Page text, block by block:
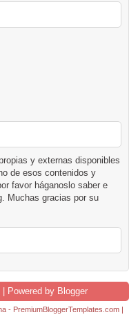
y externas disponibles
de esos contenidos y
favor háganoslo saber e
Muchas gracias por su
| Powered by Blogger
- PremiumBloggerTemplates.com|